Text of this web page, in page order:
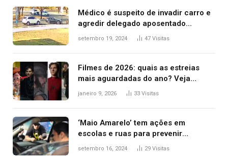
Médico é suspeito de invadir carro e
agredir delegado aposentado
durante confusão no trânsito
setembro 19, 2024 47 Visitas
Filmes de 2026: quais as estreias
mais aguardadas do ano? Veja
principais lançamentos do cinema
janeiro 9, 2026 33 Visitas
‘Maio Amarelo’ tem ações em
escolas e ruas para prevenir
acidentes no trânsito no AP
setembro 16, 2024 29 Visitas